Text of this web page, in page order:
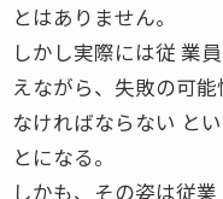
とはありません。
しかし実際には従 業
えながら、失敗の可
なければならない と
とになる。
しかも、その姿は従業